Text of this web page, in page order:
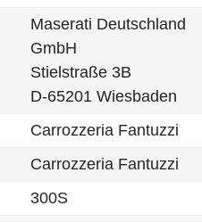
Maserati Deutschland
GmbH
Stielstraße 3B
D-65201 Wiesbaden
Carrozzeria Fantuzzi
Carrozzeria Fantuzzi
300S